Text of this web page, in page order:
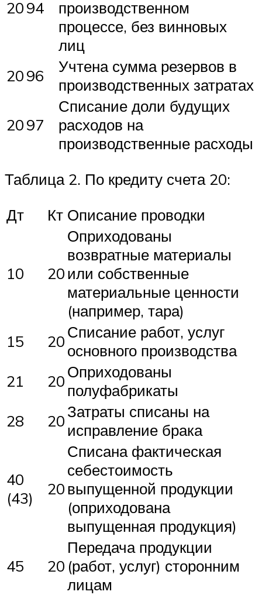
2094
производственном
процессе, без винновых
лиц
2096
Учтена сумма резервов в
производственных затратах
2097
Списание доли будущих
расходов на
производственные расходы
Таблица 2. По кредиту счета 20:
Дт
Кт Описание проводки
10 20
Оприходованы
возвратные материалы
или собственные
материальные ценности
(например, тара)
15
20Списание работ, услуг
основного производства
21
20Оприходованы
полуфабрикаты
28
20Затраты списаны на
исправление брака
40
(43)
20
Списана фактическая
себестоимость
выпущенной продукции
(оприходована
выпущенная продукция)
45 20
Передача продукции
(работ, услуг) сторонним
лицам